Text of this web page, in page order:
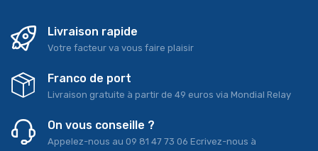
Livraison rapide
Votre facteur va vous faire plaisir
Franco de port
Livraison gratuite à partir de 49 euros via Mondial Relay
On vous conseille ?
Appelez-nous au 09 81 47 73 06 Ecrivez-nous à